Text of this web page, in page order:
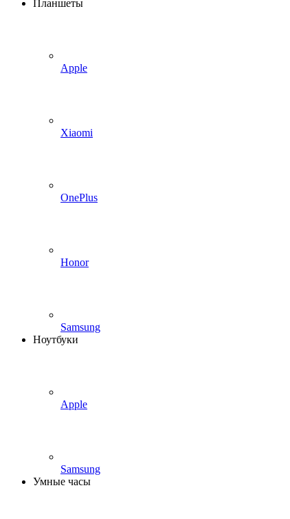
Планшеты
Apple
Xiaomi
OnePlus
Honor
Samsung
Ноутбуки
Apple
Samsung
Умные часы